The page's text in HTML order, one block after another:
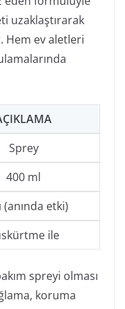
uzaklaştırarak
Hem ev aletleri
Sprey
400 ml
(anında etki)
ile
spreyi olması
koruma